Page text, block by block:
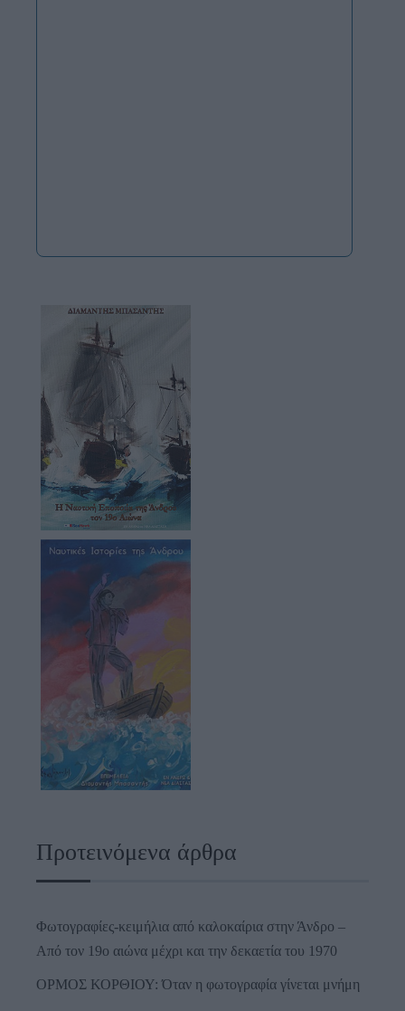
Προτεινόμενα άρθρα
Φωτογραφίες-κειμήλια από καλοκαίρια στην Άνδρο –
Από τον 19ο αιώνα μέχρι και την δεκαετία του 1970
ΟΡΜΟΣ ΚΟΡΘΙΟΥ: Όταν η φωτογραφία γίνεται μνήμη